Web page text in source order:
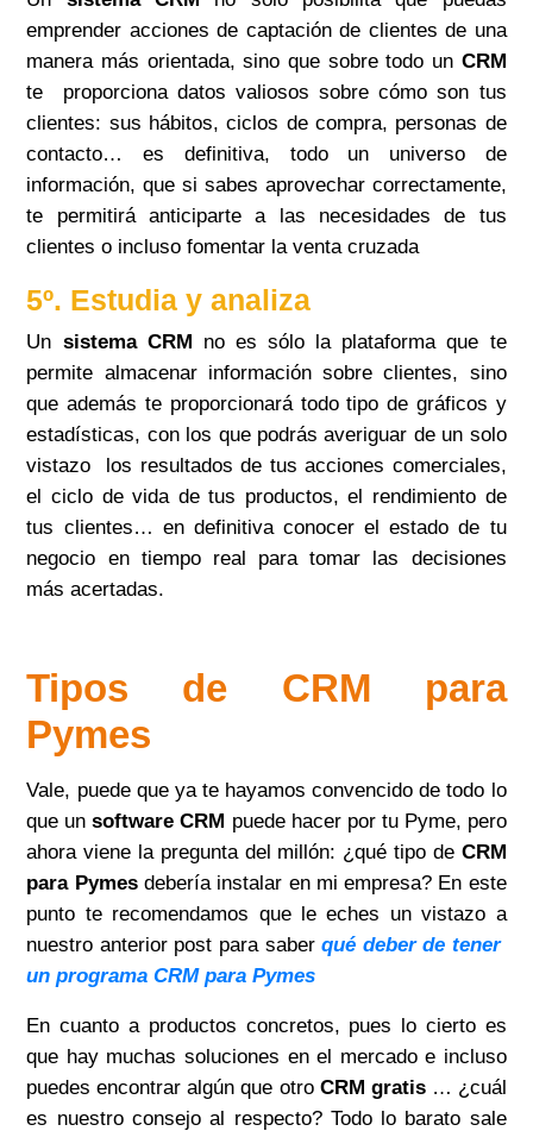
emprender acciones de captación de clientes de una
manera más orientada, sino que sobre todo un CRM
te proporciona datos valiosos sobre cómo son tus
clientes: sus hábitos, ciclos de compra, personas de
contacto… es definitiva, todo un universo de
información, que si sabes aprovechar correctamente,
te permitirá anticiparte a las necesidades de tus
clientes o incluso fomentar la venta cruzada
5º. Estudia y analiza
Un sistema CRM no es sólo la plataforma que te
permite almacenar información sobre clientes, sino
que además te proporcionará todo tipo de gráficos y
estadísticas, con los que podrás averiguar de un solo
vistazo los resultados de tus acciones comerciales,
el ciclo de vida de tus productos, el rendimiento de
tus clientes… en definitiva conocer el estado de tu
negocio en tiempo real para tomar las decisiones
más acertadas.
Tipos de CRM para
Pymes
Vale, puede que ya te hayamos convencido de todo lo
que unsoftware CRM puede hacer por tu Pyme, pero
ahora viene la pregunta del millón: ¿qué tipo de CRM
para Pymesdebería instalar en mi empresa? En este
punto te recomendamos que le eches un vistazo a
nuestro anterior post para saberqué deber de tener
un programa CRM para Pymes
En cuanto a productos concretos, pues lo cierto es
que hay muchas soluciones en el mercado e incluso
puedes encontrar algún que otro CRM gratis… ¿cuál
es nuestro consejo al respecto? Todo lo barato sale